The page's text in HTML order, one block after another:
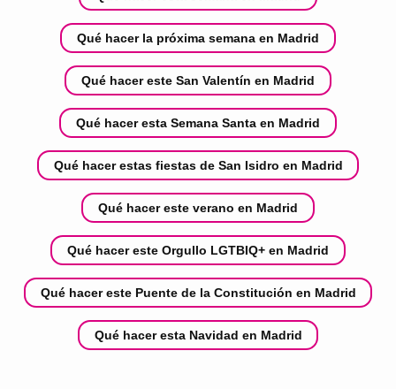
Qué hacer la próxima semana en Madrid
Qué hacer este San Valentín en Madrid
Qué hacer esta Semana Santa en Madrid
Qué hacer estas fiestas de San Isidro en Madrid
Qué hacer este verano en Madrid
Qué hacer este Orgullo LGTBIQ+ en Madrid
Qué hacer este Puente de la Constitución en Madrid
Qué hacer esta Navidad en Madrid